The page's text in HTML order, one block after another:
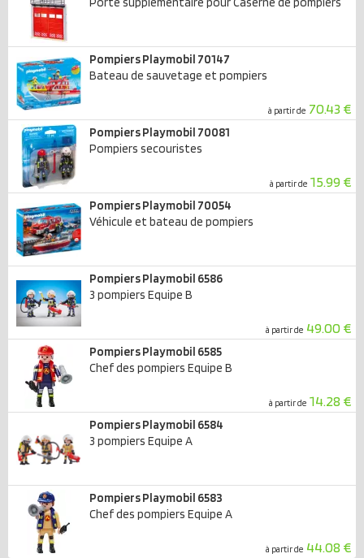
Pompiers Playmobil 70147
Bateau de sauvetage et pompiers
à partir de 70.43 €
Pompiers Playmobil 70081
Pompiers secouristes
à partir de 15.99 €
Pompiers Playmobil 70054
Véhicule et bateau de pompiers
Pompiers Playmobil 6586
3 pompiers Equipe B
à partir de 49.00 €
Pompiers Playmobil 6585
Chef des pompiers Equipe B
à partir de 14.28 €
Pompiers Playmobil 6584
3 pompiers Equipe A
Pompiers Playmobil 6583
Chef des pompiers Equipe A
à partir de 44.08 €